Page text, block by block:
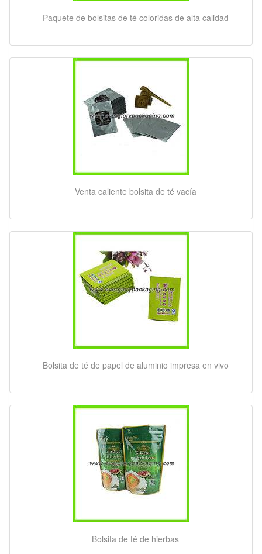
Paquete de bolsitas de té coloridas de alta calidad
Venta caliente bolsita de té vacía
Bolsita de té de papel de aluminio impresa en vivo
Bolsita de té de hierbas